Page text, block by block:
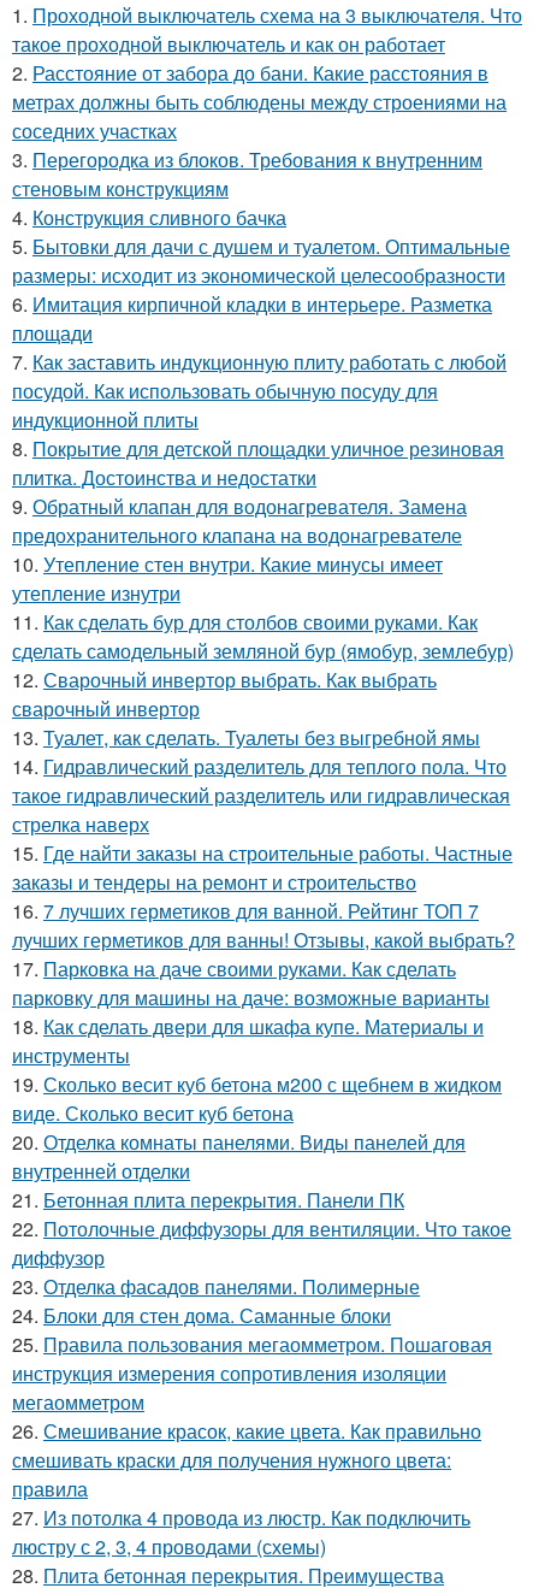
1. Проходной выключатель схема на 3 выключателя. Что
такое проходной выключатель и как он работает
2. Расстояние от забора до бани. Какие расстояния в
метрах должны быть соблюдены между строениями на
соседних участках
3. Перегородка из блоков. Требования к внутренним
стеновым конструкциям
4. Конструкция сливного бачка
5. Бытовки для дачи с душем и туалетом. Оптимальные
размеры: исходит из экономической целесообразности
6. Имитация кирпичной кладки в интерьере. Разметка
площади
7. Как заставить индукционную плиту работать с любой
посудой. Как использовать обычную посуду для
индукционной плиты
8. Покрытие для детской площадки уличное резиновая
плитка. Достоинства и недостатки
9. Обратный клапан для водонагревателя. Замена
предохранительного клапана на водонагревателе
10. Утепление стен внутри. Какие минусы имеет
утепление изнутри
11. Как сделать бур для столбов своими руками. Как
сделать самодельный земляной бур (ямобур, землебур)
12. Сварочный инвертор выбрать. Как выбрать
сварочный инвертор
13. Туалет, как сделать. Туалеты без выгребной ямы
14. Гидравлический разделитель для теплого пола. Что
такое гидравлический разделитель или гидравлическая
стрелка наверх
15. Где найти заказы на строительные работы. Частные
заказы и тендеры на ремонт и строительство
16. 7 лучших герметиков для ванной. Рейтинг ТОП 7
лучших герметиков для ванны! Отзывы, какой выбрать?
17. Парковка на даче своими руками. Как сделать
парковку для машины на даче: возможные варианты
18. Как сделать двери для шкафа купе. Материалы и
инструменты
19. Сколько весит куб бетона м200 с щебнем в жидком
виде. Сколько весит куб бетона
20. Отделка комнаты панелями. Виды панелей для
внутренней отделки
21. Бетонная плита перекрытия. Панели ПК
22. Потолочные диффузоры для вентиляции. Что такое
диффузор
23. Отделка фасадов панелями. Полимерные
24. Блоки для стен дома. Саманные блоки
25. Правила пользования мегаомметром. Пошаговая
инструкция измерения сопротивления изоляции
мегаомметром
26. Смешивание красок, какие цвета. Как правильно
смешивать краски для получения нужного цвета:
правила
27. Из потолка 4 провода из люстр. Как подключить
люстру с 2, 3, 4 проводами (схемы)
28. Плита бетонная перекрытия. Преимущества